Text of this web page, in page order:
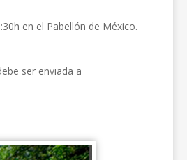
en el Pabellón de México.
ser enviada a